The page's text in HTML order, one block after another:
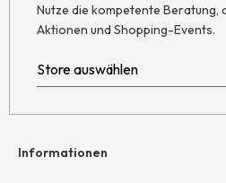
Nutze die kompetente Beratung,
Aktionen und Shopping-Events.
Informationen